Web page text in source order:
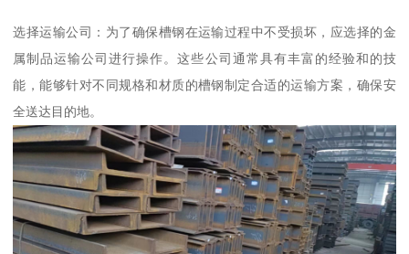
选择运输公司：为了确保槽钢在运输过程中不受损坏，应选择的金
属制品运输公司进行操作。这些公司通常具有丰富的经验和的技
能，能够针对不同规格和材质的槽钢制定合适的运输方案，确保安
全送达目的地。